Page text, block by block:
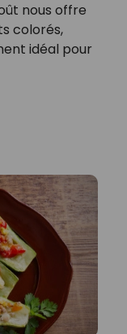
nous offre
colorés,
idéal pour